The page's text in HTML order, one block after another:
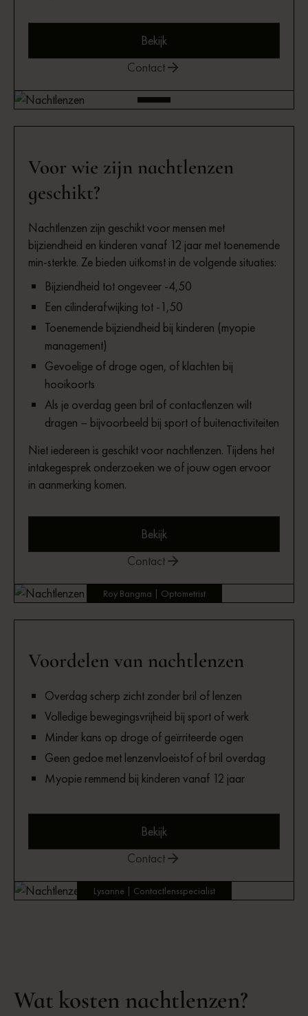
Bekijk
Contact
Voor wie zijn nachtlenzen
geschikt?
Nachtlenzen zijn geschikt voor mensen met
bijziendheid en kinderen vanaf 12 jaar met toenemende
min-sterkte. Ze bieden uitkomst in de volgende situaties:
Bijziendheid tot ongeveer -4,50
Een cilinderafwijking tot -1,50
Toenemende bijziendheid bij kinderen (myopie
management)
Gevoelige of droge ogen, of klachten bij
hooikoorts
Als je overdag geen bril of contactlenzen wilt
dragen – bijvoorbeeld bij sport of buitenactiviteiten
Niet iedereen is geschikt voor nachtlenzen. Tijdens het
intakegesprek onderzoeken we of jouw ogen ervoor
in aanmerking komen.
Bekijk
Contact
Roy Bangma | Optometrist
Lysanne | Contactlensspecialist
Voordelen van nachtlenzen
Overdag scherp zicht zonder bril of lenzen
Volledige bewegingsvrijheid bij sport of werk
Minder kans op droge of geïrriteerde ogen
Geen gedoe met lenzenvloeistof of bril overdag
Myopie remmend bij kinderen vanaf 12 jaar
Bekijk
Contact
Wat kosten nachtlenzen?